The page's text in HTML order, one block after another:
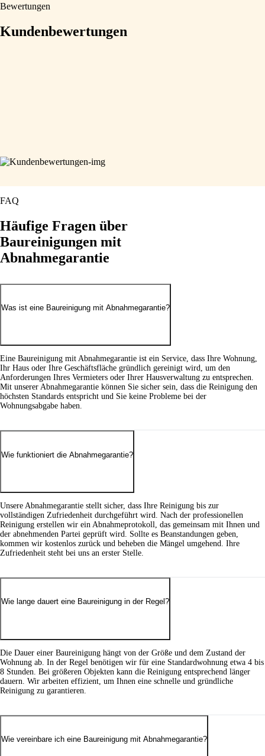
Bewertungen
Kundenbewertungen
FAQ
Häufige Fragen über
Baureinigungen mit
Abnahmegarantie
Was ist eine Baureinigung mit Abnahmegarantie?
Eine Baureinigung mit Abnahmegarantie ist ein Service, dass Ihre Wohnung,
Ihr Haus oder Ihre Geschäftsfläche gründlich gereinigt wird, um den
Anforderungen Ihres Vermieters oder Ihrer Hausverwaltung zu entsprechen.
Mit unserer Abnahmegarantie können Sie sicher sein, dass die Reinigung den
höchsten Standards entspricht und Sie keine Probleme bei der
Wohnungsabgabe haben.
Wie funktioniert die Abnahmegarantie?
Unsere Abnahmegarantie stellt sicher, dass Ihre Reinigung bis zur
vollständigen Zufriedenheit durchgeführt wird. Nach der professionellen
Reinigung erstellen wir ein Abnahmeprotokoll, das gemeinsam mit Ihnen und
der abnehmenden Partei geprüft wird. Sollte es Beanstandungen geben,
kommen wir kostenlos zurück und beheben die Mängel umgehend. Ihre
Zufriedenheit steht bei uns an erster Stelle.
Wie lange dauert eine Baureinigung in der Regel?
Die Dauer einer Baureinigung hängt von der Größe und dem Zustand der
Wohnung ab. In der Regel benötigen wir für eine Standardwohnung etwa 4 bis
8 Stunden. Bei größeren Objekten kann die Reinigung entsprechend länger
dauern. Wir arbeiten effizient, um Ihnen eine schnelle und gründliche
Reinigung zu garantieren.
Wie vereinbare ich eine Baureinigung mit Abnahmegarantie?